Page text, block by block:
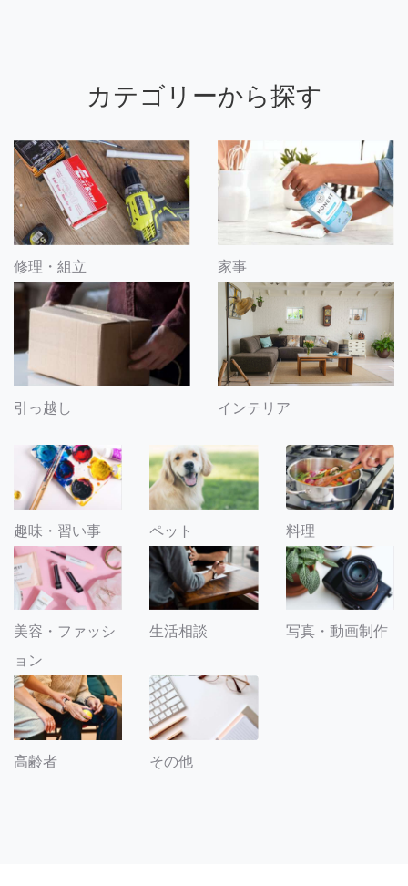
カテゴリーから探す
修理・組立 家事
引っ越し インテリア
趣味・習い事 ペット 料理
美容・ファッシ
ョン
生活相談 写真・動画制作
高齢者 その他